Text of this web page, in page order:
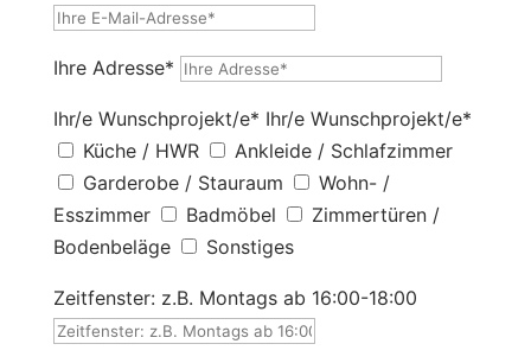
Ihre Adresse*
Ihr/e Wunschprojekt/e* Ihr/e Wunschprojekt/e*
Küche / HWR
Ankleide / Schlafzimmer
Garderobe / Stauraum
Wohn- /
Esszimmer
Badmöbel
Zimmertüren /
Bodenbeläge
Sonstiges
Zeitfenster: z.B. Montags ab 16:00-18:00